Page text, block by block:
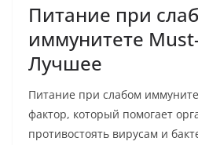
Питание при
иммунитете
Лучшее
Питание при слабом
фактор, который помогает
противостоять вирусам и